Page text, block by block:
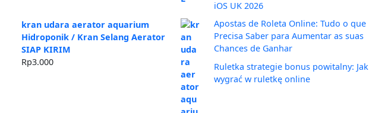
kran udara aerator aquarium
Hidroponik / Kran Selang Aerator
SIAP KIRIM
Rp3.000
iOS UK 2026
Apostas de Roleta Online: Tudo o que
Precisa Saber para Aumentar as suas
Chances de Ganhar
Ruletka strategie bonus powitalny: Jak
wygrać w ruletkę online